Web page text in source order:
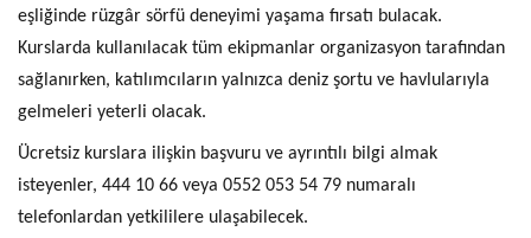
eşliğinde rüzgâr sörfü deneyimi yaşama fırsatı bulacak.
Kurslarda kullanılacak tüm ekipmanlar organizasyon tarafından
sağlanırken, katılımcıların yalnızca deniz şortu ve havlularıyla
gelmeleri yeterli olacak.
Ücretsiz kurslara ilişkin başvuru ve ayrıntılı bilgi almak
isteyenler, 444 10 66 veya 0552 053 54 79 numaralı
telefonlardan yetkililere ulaşabilecek.